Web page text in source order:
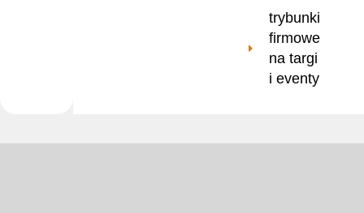
trybunki
firmowe
na targi
i eventy